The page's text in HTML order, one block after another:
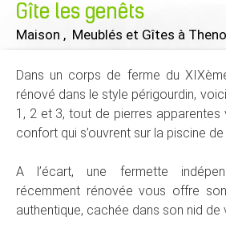
Gîte les genêts
Maison , Meublés et Gîtes à
Dans un corps de ferme du
rénové dans le style périgourdin,
1, 2 et 3, tout de pierres
confort qui s’ouvrent sur la piscine de
A l’écart, une fermette
récemment rénovée vous offre
authentique, cachée dans son nid de